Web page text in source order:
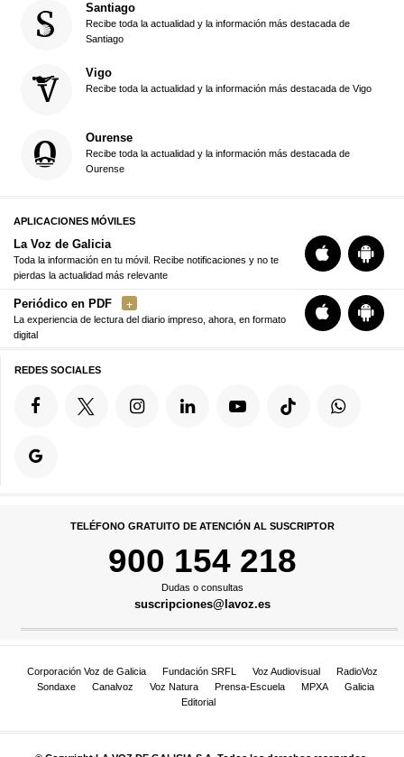
Santiago
Recibe toda la actualidad y la información más destacada de
Santiago
Vigo
Recibe toda la actualidad y la información más destacada de Vigo
Ourense
Recibe toda la actualidad y la información más destacada de
Ourense
APLICACIONES MÓVILES
La Voz de Galicia
Toda la información en tu móvil. Recibe notificaciones y no te
pierdas la actualidad más relevante
Periódico en PDF
La experiencia de lectura del diario impreso, ahora, en formato
digital
REDES SOCIALES
TELÉFONO GRATUITO DE ATENCIÓN AL SUSCRIPTOR
900 154 218
Dudas o consultas
suscripciones@lavoz.es
Corporación Voz de Galicia Fundación SRFL Voz Audiovisual
RadioVoz
Sondaxe
Canalvoz Voz Natura Prensa-Escuela MPXA
Galicia
Editorial